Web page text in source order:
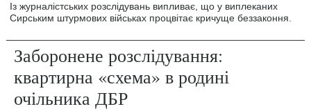
Із журналістських розслідувань випливає, що у виплеканих
Сирським штурмових військах процвітає кричуще беззаконня.
Заборонене розслідування:
квартирна «схема» в родині
очільника ДБР